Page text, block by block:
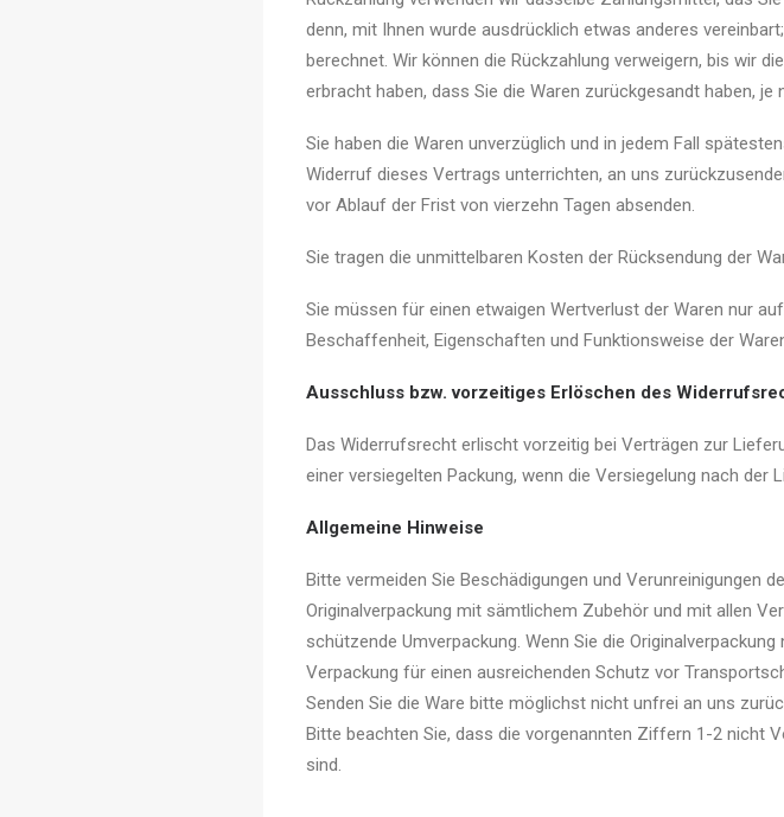
denn, mit Ihnen wurde ausdrücklich etwas anderes
berechnet. Wir können die Rückzahlung verweigern, bis wir
erbracht haben, dass Sie die Waren zurückgesandt haben,
Sie haben die Waren unverzüglich und in jedem Fall
Widerruf dieses Vertrags unterrichten, an uns
vor Ablauf der Frist von vierzehn Tagen absenden.
Sie tragen die unmittelbaren Kosten der Rücksendung der
Sie müssen für einen etwaigen Wertverlust der Waren nur
Beschaffenheit, Eigenschaften und Funktionsweise der
Ausschluss bzw. vorzeitiges Erlöschen des
Das Widerrufsrecht erlischt vorzeitig bei Verträgen zur
einer versiegelten Packung, wenn die Versiegelung nach der
Allgemeine Hinweise
Bitte vermeiden Sie Beschädigungen und Verunreinigungen
Originalverpackung mit sämtlichem Zubehör und mit allen
schützende Umverpackung. Wenn Sie die
Verpackung für einen ausreichenden Schutz vor
Senden Sie die Ware bitte möglichst nicht unfrei an uns
Bitte beachten Sie, dass die vorgenannten Ziffern 1-2 nicht
sind.